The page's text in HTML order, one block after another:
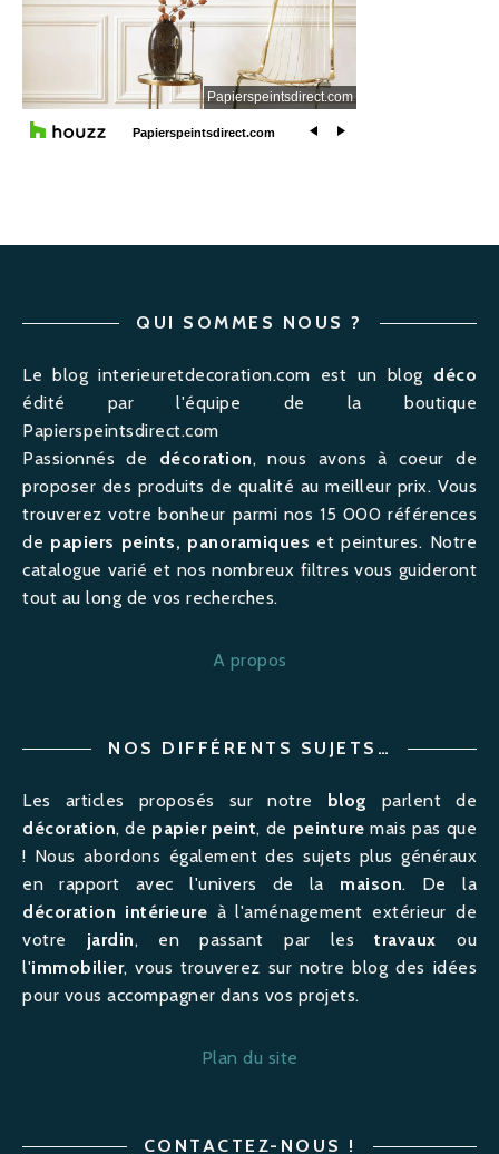
QUI SOMMES NOUS ?
Le blog interieuretdecoration.com est un blog déco
édité par l'équipe de la boutique
Papierspeintsdirect.com
Passionnés de décoration, nous avons à coeur de
proposer des produits de qualité au meilleur prix. Vous
trouverez votre bonheur parmi nos 15 000 références
de papiers peints, panoramiques et peintures. Notre
catalogue varié et nos nombreux filtres vous guideront
tout au long de vos recherches.
A propos
NOS DIFFÉRENTS SUJETS…
Les articles proposés sur notre blog parlent de
décoration, de papier peint, de peinture mais pas que
! Nous abordons également des sujets plus généraux
en rapport avec l'univers de la maison. De la
décoration intérieure à l'aménagement extérieur de
votre jardin, en passant par lestravaux ou
l'immobilier, vous trouverez sur notre blog des idées
pour vous accompagner dans vos projets.
Plan du site
CONTACTEZ-NOUS !